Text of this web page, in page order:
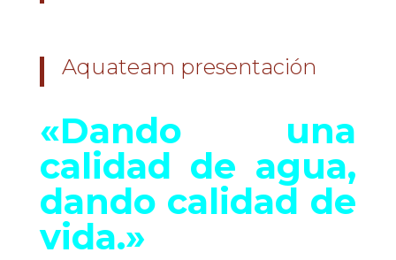
Aquateam presentación
«Dando una
calidad de agua,
dando calidad de
vida.»